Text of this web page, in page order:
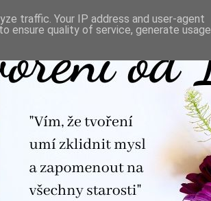
traffic. Your IP address and user-agent
ensure quality of service, generate usage